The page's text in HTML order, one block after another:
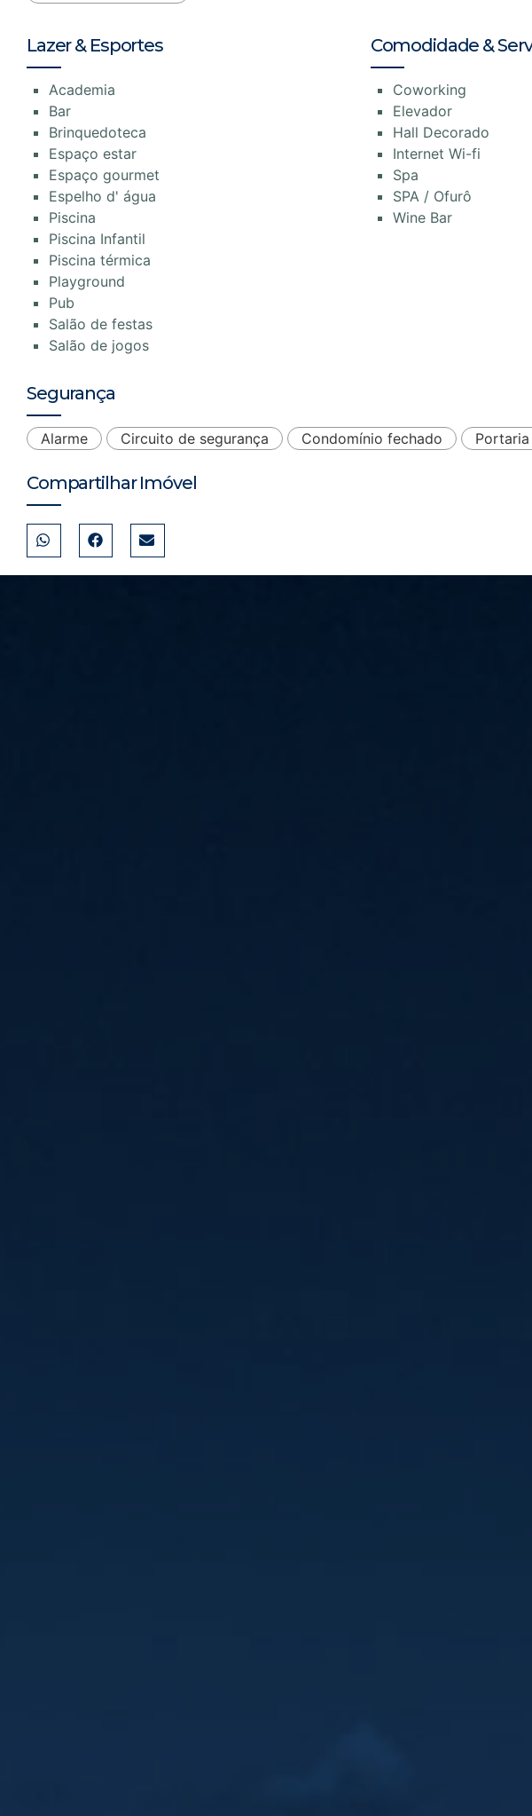
Lazer & Esportes
Academia
Bar
Brinquedoteca
Espaço estar
Espaço gourmet
Espelho d' água
Piscina
Piscina Infantil
Piscina térmica
Playground
Pub
Salão de festas
Salão de jogos
Comodidade &
Coworking
Elevador
Hall Decorado
Internet Wi-fi
Spa
SPA / Ofurô
Wine Bar
Segurança
Alarme Circuito de segurança Condomínio fechado
Compartilhar Imóvel